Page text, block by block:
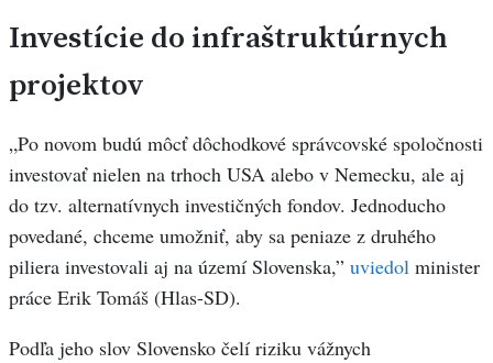
Investície do infraštruktúrnych
projektov
„Po novom budú môcť dôchodkové správcovské spoločnosti
investovať nielen na trhoch USA alebo v Nemecku, ale aj
do tzv. alternatívnych investičných fondov. Jednoducho
povedané, chceme umožniť, aby sa peniaze z druhého
piliera investovali aj na území Slovenska,” uviedol minister
práce Erik Tomáš (Hlas-SD).
Podľa jeho slov Slovensko čelí riziku vážnych